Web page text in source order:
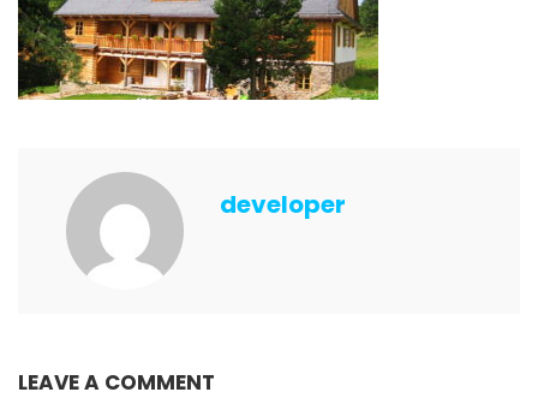
developer
LEAVE A COMMENT